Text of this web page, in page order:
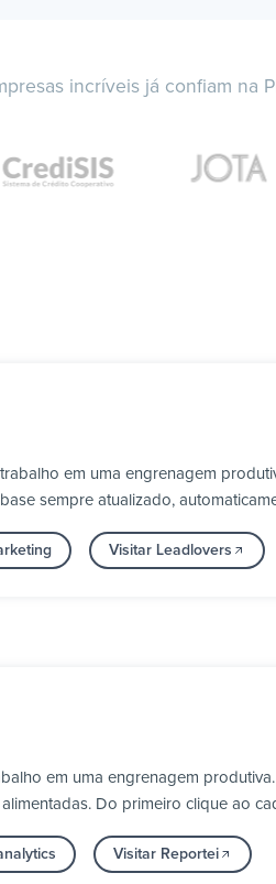
incríveis já confiam na
em uma engrenagem
sempre atualizado,
Visitar Leadlovers
em uma engrenagem
Do primeiro clique ao
Visitar Reportei